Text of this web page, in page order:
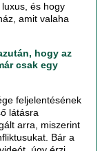
és hogy
amit valaha
hogy az
csak egy
feljelentésének
látásra
arra, miszerint
Bár a